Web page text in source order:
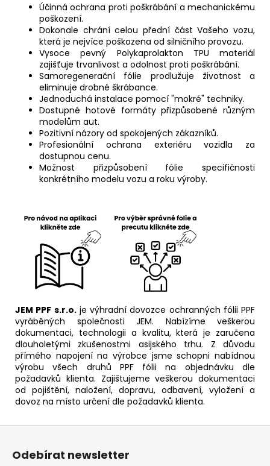
Účinná ochrana proti poškrábání a mechanickému
poškození.
Dokonale chrání celou přední část Vašeho vozu,
která je nejvíce poškozena od silničního provozu.
Vysoce pevný Polykaprolakton TPU materiál
zajišťuje trvanlivost a odolnost proti poškrábání.
Samoregenerační fólie prodlužuje životnost a
eliminuje drobné škrábance.
Jednoduchá instalace pomocí "mokré" techniky.
Dostupné hotové formáty přizpůsobené různým
modelům aut.
Pozitivní názory od spokojených zákazníků.
Profesionální ochrana exteriéru vozidla za
dostupnou cenu.
Možnost přizpůsobení fólie specifičnosti
konkrétního modelu vozu a roku výroby.
JEM PPF s.r.o.je výhradní dovozce ochranných fólii PPF
vyráběných společnosti JEM. Nabízíme veškerou
dokumentaci, technologii a kvalitu, která je zaručena
dlouholetými zkušenostmi asijského trhu. Z důvodu
přímého napojení na výrobce jsme schopni nabídnou
výrobu všech druhů PPF fólii na objednávku dle
požadavků klienta. Zajištujeme veškerou dokumentaci
od pojištění, naložení, dopravu, odbavení, vyložení a
dovoz na místo určení dle požadavků klienta.
Odebírat newsletter